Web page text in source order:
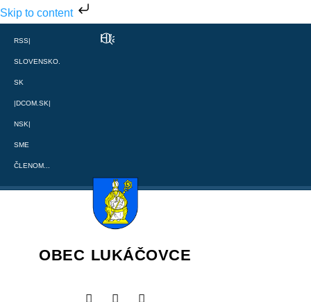
Skip to content
RSS|
SLOVENSKO.
SK
|DCOM.SK|
NSK|
SME
ČLENOM...
OBEC LUKÁČOVCE